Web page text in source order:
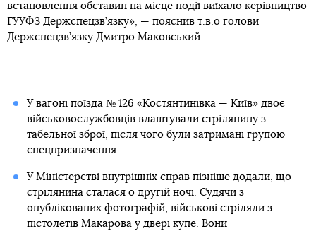
встановлення обставин на місце події виїхало керівництво
ГУУФЗ Держспецзв’язку», — пояснив т.в.о голови
Держспецзв’язку Дмитро Маковський.
У вагоні поїзда № 126 «Костянтинівка — Київ» двоє
військовослужбовців влаштували стрілянину з
табельної зброї, після чого були затримані групою
спецпризначення.
У Міністерстві внутрішніх справ пізніше додали, що
стрілянина сталася о другій ночі. Судячи з
опублікованих фотографій, військові стріляли з
пістолетів Макарова у двері купе. Вони